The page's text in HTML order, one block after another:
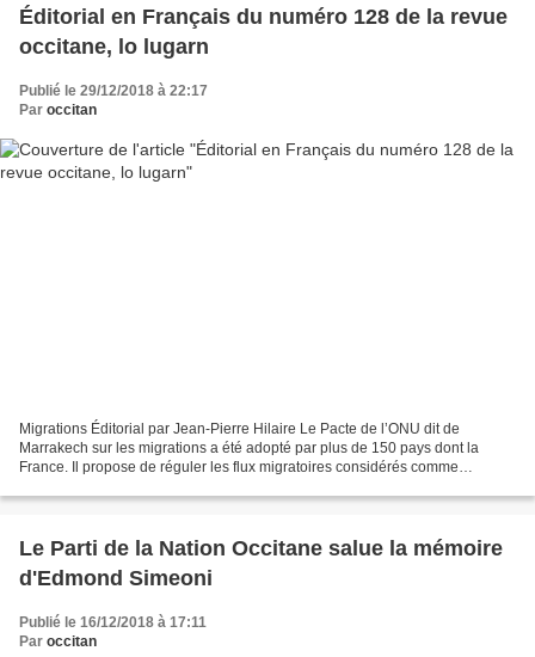
Éditorial en Français du numéro 128 de la revue
occitane, lo lugarn
Publié le 29/12/2018 à 22:17
Par occitan
Migrations Éditorial par Jean-Pierre Hilaire Le Pacte de l’ONU dit de
Marrakech sur les migrations a été adopté par plus de 150 pays dont la
France. Il propose de réguler les flux migratoires considérés comme
Le Parti de la Nation Occitane salue la mémoire
d'Edmond Simeoni
Publié le 16/12/2018 à 17:11
Par occitan